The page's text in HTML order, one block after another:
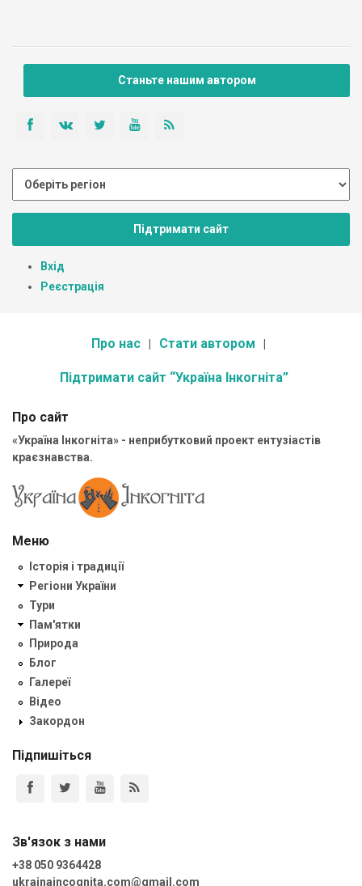
Станьте нашим автором
Підтримати сайт
Вхід
Реєстрація
Про нас Стати автором
Підтримати сайт “Україна Інкогніта”
Про сайт
«Україна Інкогніта» - неприбутковий проект ентузіастів
краєзнавства.
Меню
Історія і традиції
Регіони України
Тури
Пам'ятки
Природа
Блог
Галереї
Відео
Закордон
Підпишіться
Зв'язок з нами
+38 050 9364428
ukrainaincognita.com@gmail.com